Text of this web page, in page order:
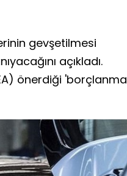
gevşetilmesi
açıkladı.
önerdiği 'borçlanma